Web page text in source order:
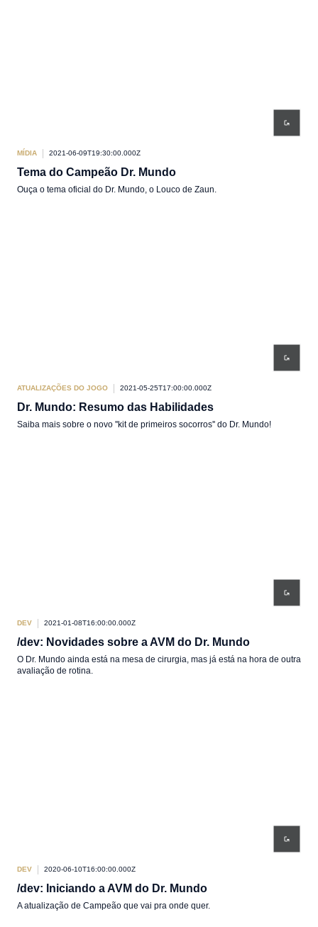
MÍDIA 2021-06-09T19:30:00.000Z
Tema do Campeão Dr. Mundo
Ouça o tema oficial do Dr. Mundo, o Louco de Zaun.
ATUALIZAÇÕES DO JOGO 2021-05-25T17:00:00.000Z
Dr. Mundo: Resumo das Habilidades
Saiba mais sobre o novo ''kit de primeiros socorros'' do Dr. Mundo!
DEV 2021-01-08T16:00:00.000Z
/dev: Novidades sobre a AVM do Dr. Mundo
O Dr. Mundo ainda está na mesa de cirurgia, mas já está na hora de outra
avaliação de rotina.
DEV 2020-06-10T16:00:00.000Z
/dev: Iniciando a AVM do Dr. Mundo
A atualização de Campeão que vai pra onde quer.